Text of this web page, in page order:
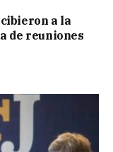
a la
de reuniones